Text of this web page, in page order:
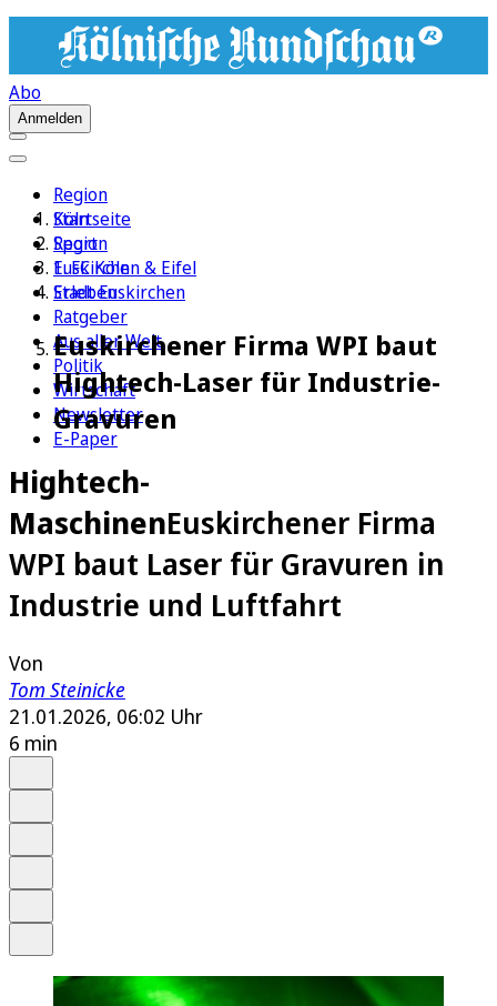
Abo
Anmelden
Region
Köln
Sport
1. FC Köln
Erleben
Ratgeber
Aus aller Welt
Politik
Wirtschaft
Newsletter
E-Paper
Startseite
Region
Euskirchen & Eifel
Stadt Euskirchen
Euskirchener Firma WPI baut
Hightech-Laser für Industrie-
Gravuren
Hightech-
MaschinenEuskirchener Firma
WPI baut Laser für Gravuren in
Industrie und Luftfahrt
Von
Tom Steinicke
21.01.2026, 06:02 Uhr
6 min